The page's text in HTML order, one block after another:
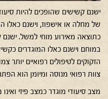
ישנם קשישים שהופכים להיות
של מחלה או אישפוז, וישנם כאלו
כתוצאה מאירוע מוחי למשל. ישנם
במוחם וישנם כאלו המוגדרים
הזקוקים לטיפולים רפואיים יותר
צוות רפואי מנוסה ומיומן הוא
מצב סיעודי מוגדר כמצב פיזי